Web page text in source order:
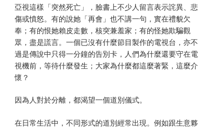
亞視這樣「突然死亡」，臉書上不少人留言表示詫異、悲
傷或憤怒。有的說她「再會」也不講一句，實在禮貌欠
奉；有的恨她賴皮走數，核突兼羞家；有的怪她欺騙觀
眾，盡是謊言。一個已沒有什麼節目製作的電視台，亦不
過是傳說中只得一分鐘的告別卡，人們為什麼還要守在電
視機前，等待什麼發生；大家為什麼都這麼著緊，這麼介
懷？
因為人對於分離，都渴望一個道別儀式。
在日常生活中，不同形式的道別經常出現。例如跟生意夥